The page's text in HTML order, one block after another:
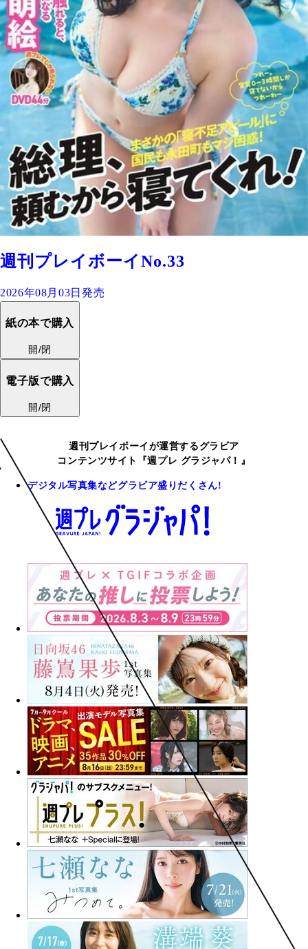
週刊プレイボーイNo.33
2026年08月03日発売
紙の本で購入
開/閉
電子版で購入
開/閉
週刊プレイボーイが運営するグラビア
コンテンツサイト『週プレ グラジャパ！』
デジタル写真集などグラビア盛りだくさん!